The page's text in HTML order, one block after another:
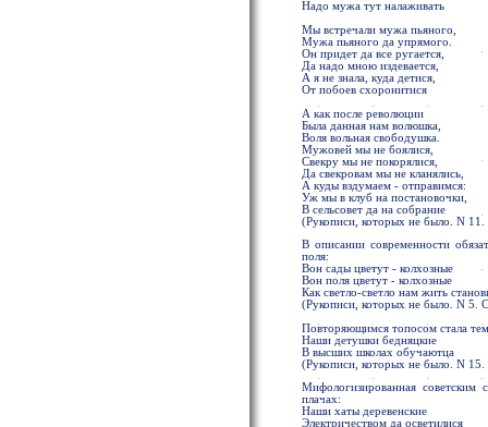
Надо мужа тут налаживать
Мы встречали мужа пьяного,
Мужа пьяного да упрямого.
Он придет да все ругается,
Да надо мною издевается,
А я не знала, куда детися,
От побоев схоронитися
А как после революции
Была данная нам волюшка,
Воля вольная свободушка.
Мужовей мы не боялися,
Свекру мы не покорялися,
Да свекровам мы не кланялись,
А куды вздумаем - отправимся:
Уж мы в клуб на постановочки,
В сельсовет да на собрание
(Рукописи, которых не было. N
В описании современности
поля:
Вон сады цветут - колхозные
Вон поля цветут - колхозные
Как светло-светло нам жить
(Рукописи, которых не было. N 5.
Повторяющимся топосом стала
Наши детушки бедняцкие
В высших школах обучаютца
(Рукописи, которых не было. N
Мифологизированная
плачах:
Наши хаты деревенские
Электричеством да осветилися